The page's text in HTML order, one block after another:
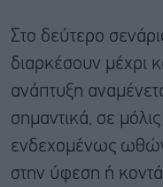
Στο δεύτερο
διαρκέσουν μέχρι
ανάπτυξη
σημαντικά, σε
ενδεχομένως
στην ύφεση ή